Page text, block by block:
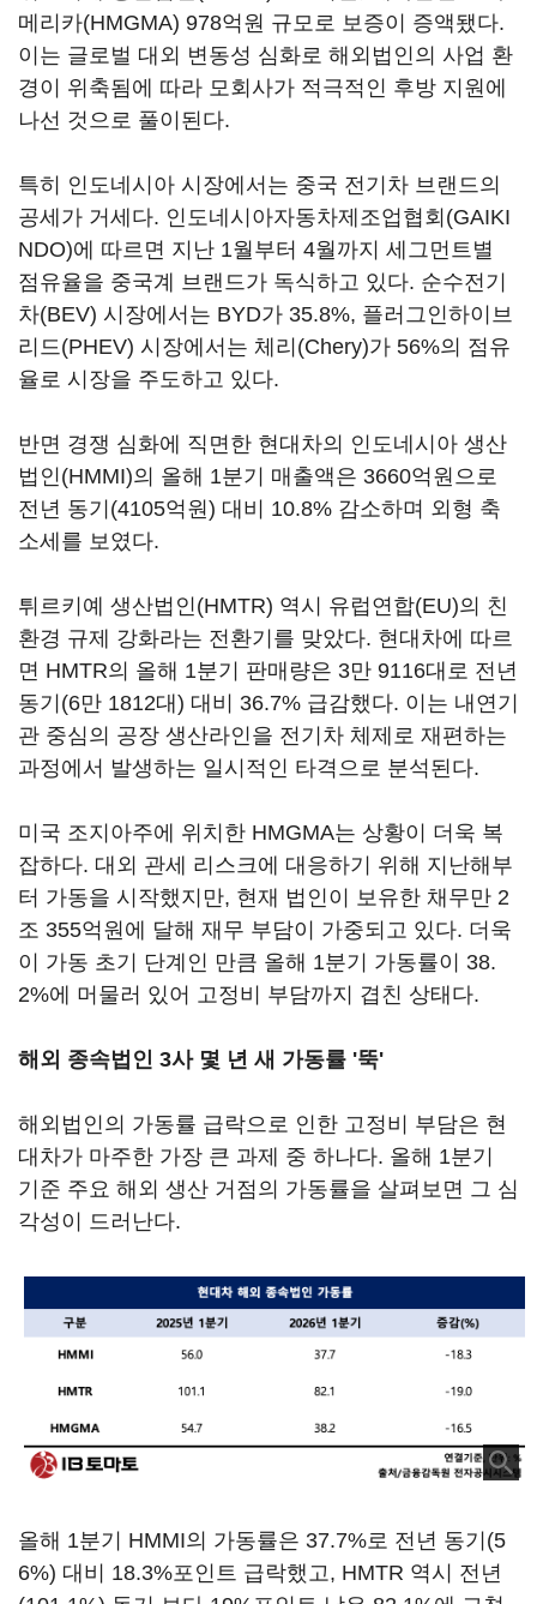
메리카(HMGMA) 978억원 규모로 보증이 증액됐다.
이는 글로벌 대외 변동성 심화로 해외법인의 사업 환
경이 위축됨에 따라 모회사가 적극적인 후방 지원에
나선 것으로 풀이된다.
특히 인도네시아 시장에서는 중국 전기차 브랜드의
공세가 거세다. 인도네시아자동차제조업협회(GAIKI
NDO)에 따르면 지난 1월부터 4월까지 세그먼트별
점유율을 중국계 브랜드가 독식하고 있다. 순수전기
차(BEV) 시장에서는 BYD가 35.8%, 플러그인하이브
리드(PHEV) 시장에서는 체리(Chery)가 56%의 점유
율로 시장을 주도하고 있다.
반면 경쟁 심화에 직면한 현대차의 인도네시아 생산
법인(HMMI)의 올해 1분기 매출액은 3660억원으로
전년 동기(4105억원) 대비 10.8% 감소하며 외형 축
소세를 보였다.
튀르키예 생산법인(HMTR) 역시 유럽연합(EU)의 친
환경 규제 강화라는 전환기를 맞았다. 현대차에 따르
면 HMTR의 올해 1분기 판매량은 3만 9116대로 전년
동기(6만 1812대) 대비 36.7% 급감했다. 이는 내연기
관 중심의 공장 생산라인을 전기차 체제로 재편하는
과정에서 발생하는 일시적인 타격으로 분석된다.
미국 조지아주에 위치한 HMGMA는 상황이 더욱 복
잡하다. 대외 관세 리스크에 대응하기 위해 지난해부
터 가동을 시작했지만, 현재 법인이 보유한 채무만 2
조 355억원에 달해 재무 부담이 가중되고 있다. 더욱
이 가동 초기 단계인 만큼 올해 1분기 가동률이 38.
2%에 머물러 있어 고정비 부담까지 겹친 상태다.
해외 종속법인 3사 몇 년 새 가동률 '뚝'
해외법인의 가동률 급락으로 인한 고정비 부담은 현
대차가 마주한 가장 큰 과제 중 하나다. 올해 1분기
기준 주요 해외 생산 거점의 가동률을 살펴보면 그 심
각성이 드러난다.
올해 1분기 HMMI의 가동률은 37.7%로 전년 동기(5
6%) 대비 18.3%포인트 급락했고, HMTR 역시 전년